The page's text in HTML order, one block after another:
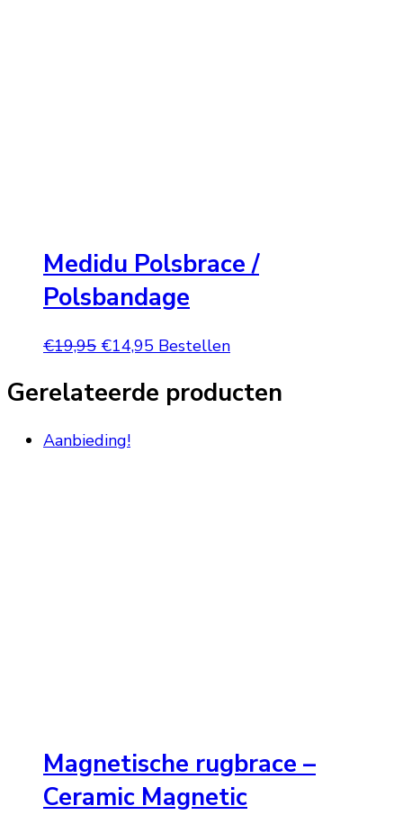
Medidu Polsbrace /
Polsbandage
€19,95 Oorspronkelijke
was:
€14,95 Huidige
is:
€14,95.
Bestellen
Gerelateerde producten
Aanbieding!
Magnetische rugbrace –
Ceramic Magnetic